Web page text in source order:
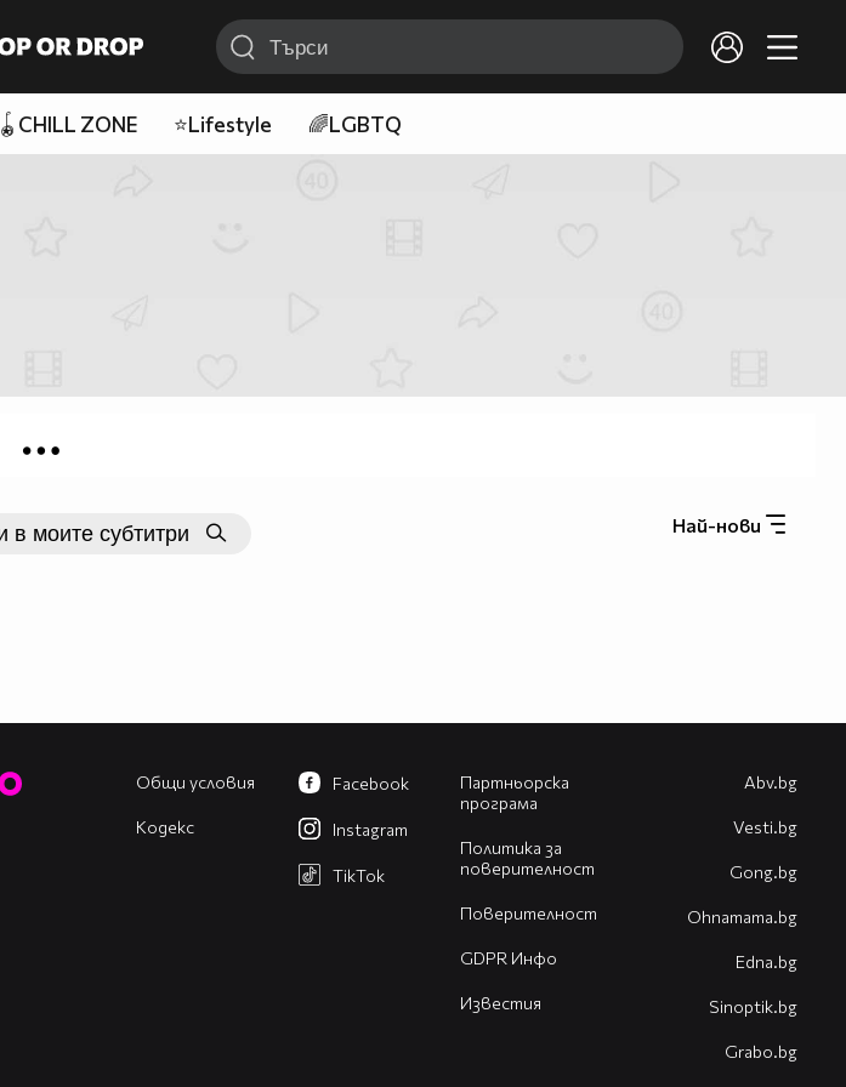
🪀CHILL ZONE ⭐Lifestyle 🌈LGBTQ
Най-нови
Общи условия
Кодекс
Партньорска
програма
Политика за
поверителност
Поверителност
GDPR Инфо
Известия
Facebook
Instagram
TikTok
Abv.bg
Vesti.bg
Gong.bg
Оhnamama.bg
Edna.bg
Sinoptik.bg
Grabo.bg